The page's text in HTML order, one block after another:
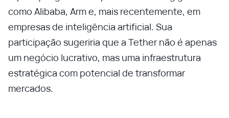
como Alibaba, Arm e, mais recentemente, em
empresas de inteligência artificial. Sua
participação sugeriria que a Tether não é apenas
um negócio lucrativo, mas uma infraestrutura
estratégica com potencial de transformar
mercados.